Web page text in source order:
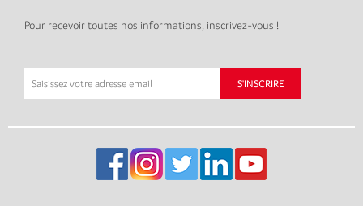
Pour recevoir toutes nos informations, inscrivez-vous !